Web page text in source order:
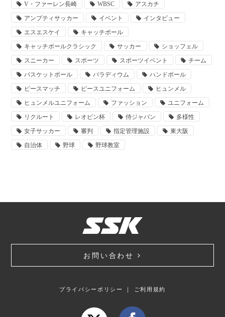
V・ファーレン長崎
WBSC
アスカチ
アンプティサッカー
イベント
インタビュー
エスエスケイ
キャッチボール
キャッチボールクラシック
サッカー
ショッフェル
スニーカー
スポーツ スポーツイベント
チーム
バスケットボール
パラディウム
ハンドボール
ピースマッチ
ピースユニフォーム
ヒュンメル
ヒュンメルユニフォーム
ファッション
ユニフォーム
リクルート
レオピン杯 侍ジャパン
多様性
女子サッカー
審判 指定管理施設
東大阪
自治体
野球 野球教室
お問い合わせ
プライバシーポリシー ご利用規約